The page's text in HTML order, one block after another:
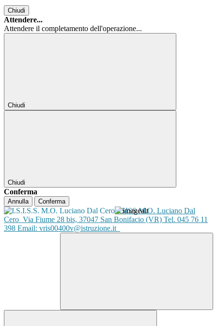
Chiudi
Attendere...
Attendere il completamento dell'operazione...
Chiudi
Chiudi
Conferma
Annulla Conferma
ISISS M.O. Luciano Dal
Cero Via Fiume 28 bis, 37047 San Bonifacio (VR) Tel. 045 76 11
398 Email: vris00400v@istruzione.it